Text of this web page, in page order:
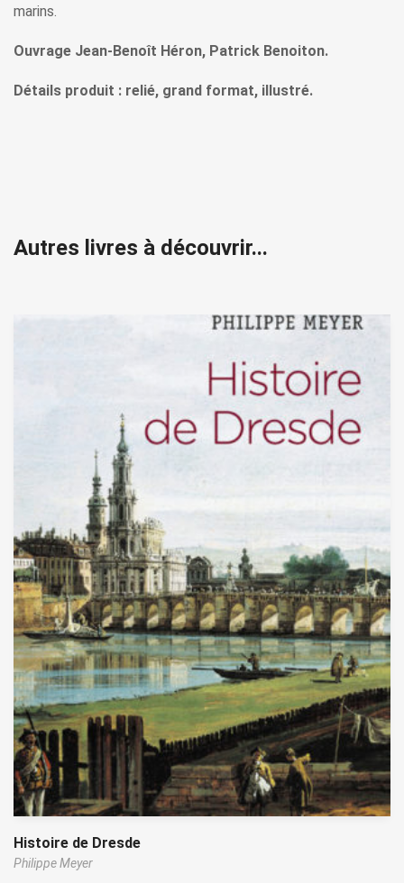
marins.
Ouvrage Jean-Benoît Héron, Patrick Benoiton.
Détails produit : relié, grand format, illustré.
Autres livres à découvrir...
Histoire de Dresde
Philippe Meyer